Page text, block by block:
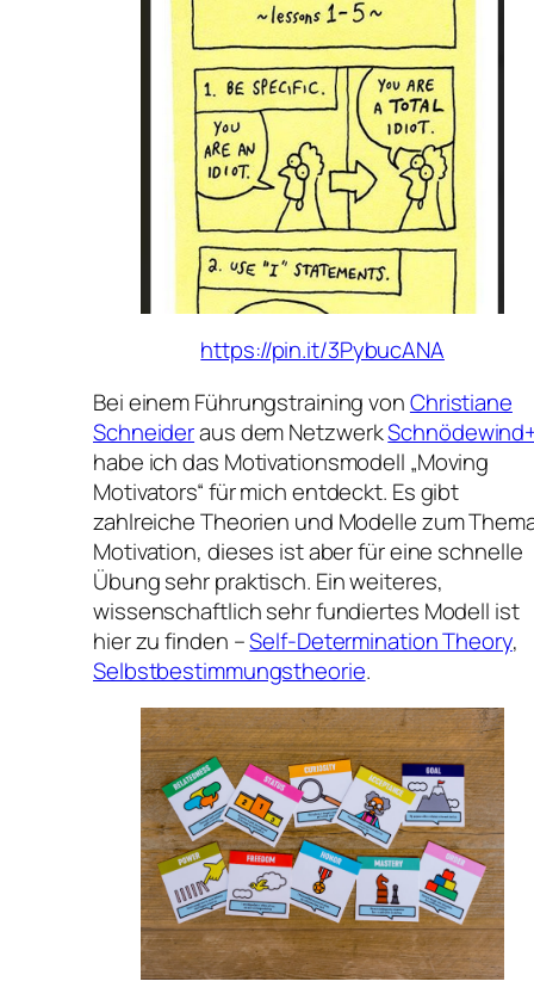
https://pin.it/3PybucANA
Bei einem Führungstraining vonChristiane
Schneideraus dem Netzwerk
habe ich das Motivationsmodell „Moving
Motivators“ für mich entdeckt. Es gibt
zahlreiche Theorien und Modelle zum
Motivation, dieses ist aber für eine schnelle
Übung sehr praktisch. Ein weiteres,
wissenschaftlich sehr fundiertes Modell ist
hier zu finden –Self-Determination Theory,
Selbstbestimmungstheorie.